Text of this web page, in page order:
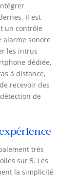
des
les
PIR &
】
Il est
un contrôle
alarme sonore
les intrus
dédiée,
à distance,
recevoir des
de
très
sur 5. Les
la simplicité